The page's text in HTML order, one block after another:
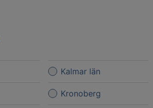
Kalmar län
Kronoberg